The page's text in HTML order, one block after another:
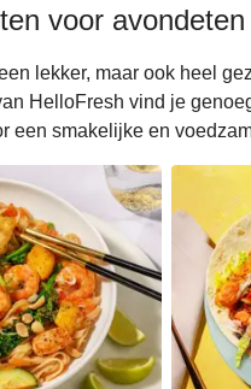
voor avondeten
lekker, maar ook heel
HelloFresh vind je
een smakelijke en